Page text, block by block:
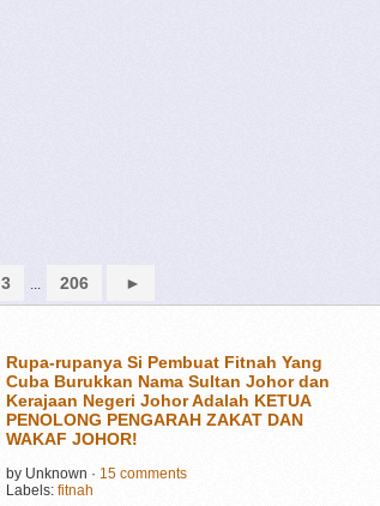
3 ... 206 ►
Rupa-rupanya Si Pembuat Fitnah Yang
Cuba Burukkan Nama Sultan Johor dan
Kerajaan Negeri Johor Adalah KETUA
PENOLONG PENGARAH ZAKAT DAN
WAKAF JOHOR!
by Unknown · 15 comments
Labels: fitnah